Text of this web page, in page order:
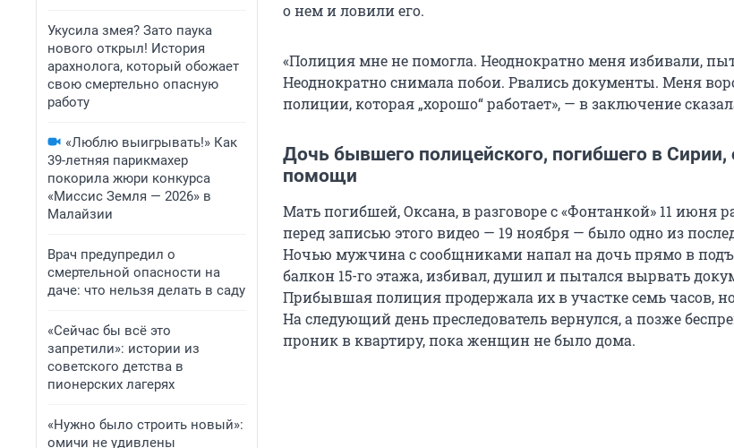
Укусила змея? Зато паука
нового открыл! История
арахнолога, который обожает
свою смертельно опасную
работу
«Люблю выигрывать!» Как
39-летняя парикмахер
покорила жюри конкурса
«Миссис Земля — 2026» в
Малайзии
Врач предупредил о
смертельной опасности на
даче: что нельзя делать в саду
«Сейчас бы всё это
запретили»: истории из
советского детства в
пионерских лагерях
«Нужно было строить новый»:
омичи не удивлены
о нем и ловили его.
«Полиция мне не помогла. Неоднократно меня избивали,
Неоднократно снимала побои. Рвались документы. Меня
полиции, которая „хорошо“ работает», — в заключение
Дочь бывшего полицейского, погибшего в Сирии,
помощи
Мать погибшей, Оксана, в разговоре с «Фонтанкой» 11 июня
перед записью этого видео — 19 ноября — было одно из
Ночью мужчина с сообщниками напал на дочь прямо в
балкон 15-го этажа, избивал, душил и пытался вырвать
Прибывшая полиция продержала их в участке семь часов, но
На следующий день преследователь вернулся, а позже
проник в квартиру, пока женщин не было дома.